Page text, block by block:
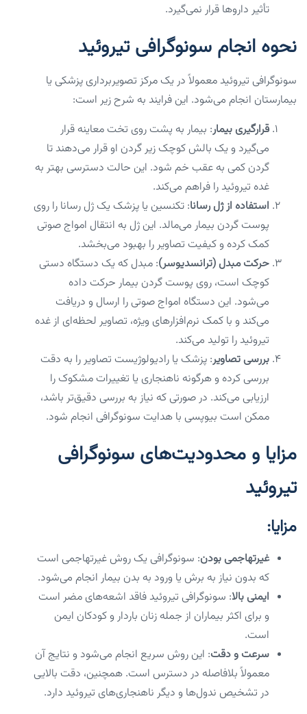
تأثیر داروها قرار نمی‌گیرد.
نحوه انجام سونوگرافی تیروئید
سونوگرافی تیروئید معمولاً در یک مرکز تصویربرداری پزشکی یا
بیمارستان انجام می‌شود. این فرایند به شرح زیر است:
قرارگیری بیمار: بیمار به پشت روی تخت معاینه قرار
می‌گیرد و یک بالش کوچک زیر گردن او قرار می‌دهند تا
گردن کمی به عقب خم شود. این حالت دسترسی بهتر به
غده تیروئید را فراهم می‌کند.
استفاده از ژل رسانا: تکنسین یا پزشک یک ژل رسانا را روی
پوست گردن بیمار می‌مالد. این ژل به انتقال امواج صوتی
کمک کرده و کیفیت تصاویر را بهبود می‌بخشد.
حرکت مبدل (ترانسدیوسر): مبدل که یک دستگاه دستی
کوچک است، روی پوست گردن بیمار حرکت داده
می‌شود. این دستگاه امواج صوتی را ارسال و دریافت
می‌کند و با کمک نرم‌افزارهای ویژه، تصاویر لحظه‌ای از غده
تیروئید را تولید می‌کند.
بررسی تصاویر: پزشک یا رادیولوژیست تصاویر را به دقت
بررسی کرده و هرگونه ناهنجاری یا تغییرات مشکوک را
ارزیابی می‌کند. در صورتی که نیاز به بررسی دقیق‌تر باشد،
ممکن است بیوپسی با هدایت سونوگرافی انجام شود.
مزایا و محدودیت‌های سونوگرافی
تیروئید
مزایا:
غیرتهاجمی بودن: سونوگرافی یک روش غیرتهاجمی است
که بدون نیاز به برش یا ورود به بدن بیمار انجام می‌شود.
ایمنی بالا: سونوگرافی تیروئید فاقد اشعه‌های مضر است
و برای اکثر بیماران از جمله زنان باردار و کودکان ایمن
است.
سرعت و دقت: این روش سریع انجام می‌شود و نتایج آن
معمولاً بلافاصله در دسترس است. همچنین، دقت بالایی
در تشخیص ندول‌ها و دیگر ناهنجاری‌های تیروئید دارد.